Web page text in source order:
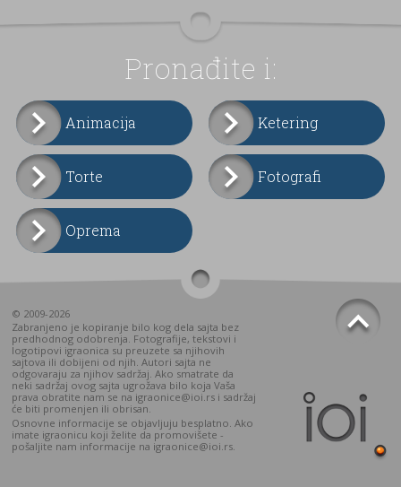
Pronađite i:
Animacija Ketering
Torte Fotografi
Oprema
© 2009-2026
Zabranjeno je kopiranje bilo kog dela sajta bez
predhodnog odobrenja. Fotografije, tekstovi i
logotipovi igraonica su preuzete sa njihovih
sajtova ili dobijeni od njih. Autori sajta ne
odgovaraju za njihov sadržaj. Ako smatrate da
neki sadržaj ovog sajta ugrožava bilo koja Vaša
prava obratite nam se na igraonice@ioi.rs i sadržaj
će biti promenjen ili obrisan.
Osnovne informacije se objavljuju besplatno. Ako
imate igraonicu koji želite da promovišete -
pošaljite nam informacije na igraonice@ioi.rs.